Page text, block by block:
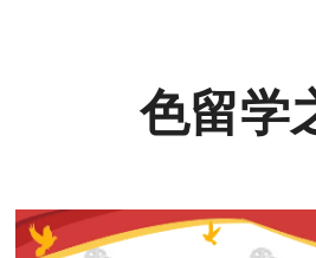
色留学